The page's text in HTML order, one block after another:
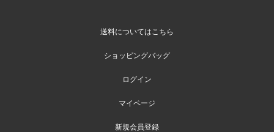
送料についてはこちら
ショッピングバッグ
ログイン
マイページ
新規会員登録